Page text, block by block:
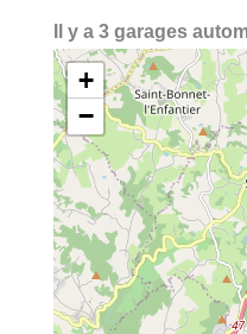
Il y a 3 garages
+
−